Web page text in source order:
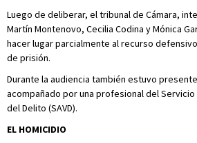
Luego de deliberar, el tribunal de Cámara,
Martín Montenovo, Cecilia Codina y Mónica
hacer lugar parcialmente al recurso
de prisión.
Durante la audiencia también estuvo
acompañado por una profesional del Servicio
del Delito (SAVD).
EL HOMICIDIO